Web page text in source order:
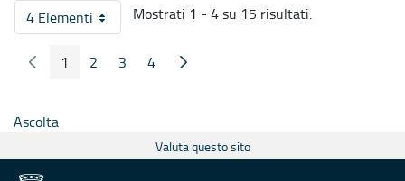
4 ElementiPer pagina
Mostrati 1 - 4 su 15 risultati.
Pagina Precedente
Pagina
1 Pagina
2 Pagina
3 Pagina
4 Pagina Seguente
Ascolta
Valuta questo sito